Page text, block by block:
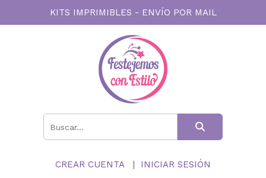
KITS IMPRIMIBLES - ENVÍO POR MAIL
CREAR CUENTA INICIAR SESIÓN